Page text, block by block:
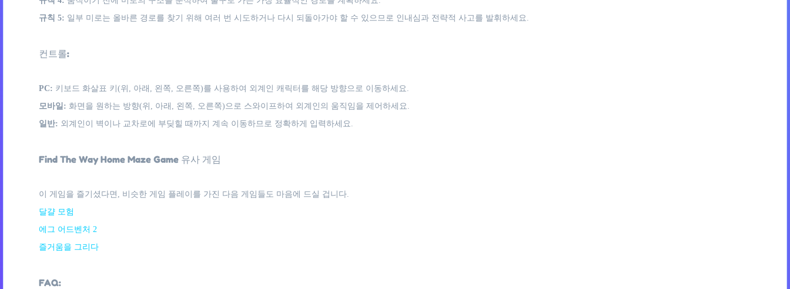
규칙 5: 일부 미로는 올바른 경로를 찾기 위해 여러 번 시도하거나 다시 되돌아가야 할 수 있으므로 인내심과 전략적 사고를 발휘하세요.
컨트롤:
PC: 키보드 화살표 키(위, 아래, 왼쪽, 오른쪽)를 사용하여 외계인 캐릭터를 해당 방향으로 이동하세요.
모바일: 화면을 원하는 방향(위, 아래, 왼쪽, 오른쪽)으로 스와이프하여 외계인의 움직임을 제어하세요.
일반: 외계인이 벽이나 교차로에 부딪힐 때까지 계속 이동하므로 정확하게 입력하세요.
Find The Way Home Maze Game 유사 게임
이 게임을 즐기셨다면, 비슷한 게임 플레이를 가진 다음 게임들도 마음에 드실 겁니다.
달걀 모험
에그 어드벤처 2
즐거움을 그리다
FAQ: